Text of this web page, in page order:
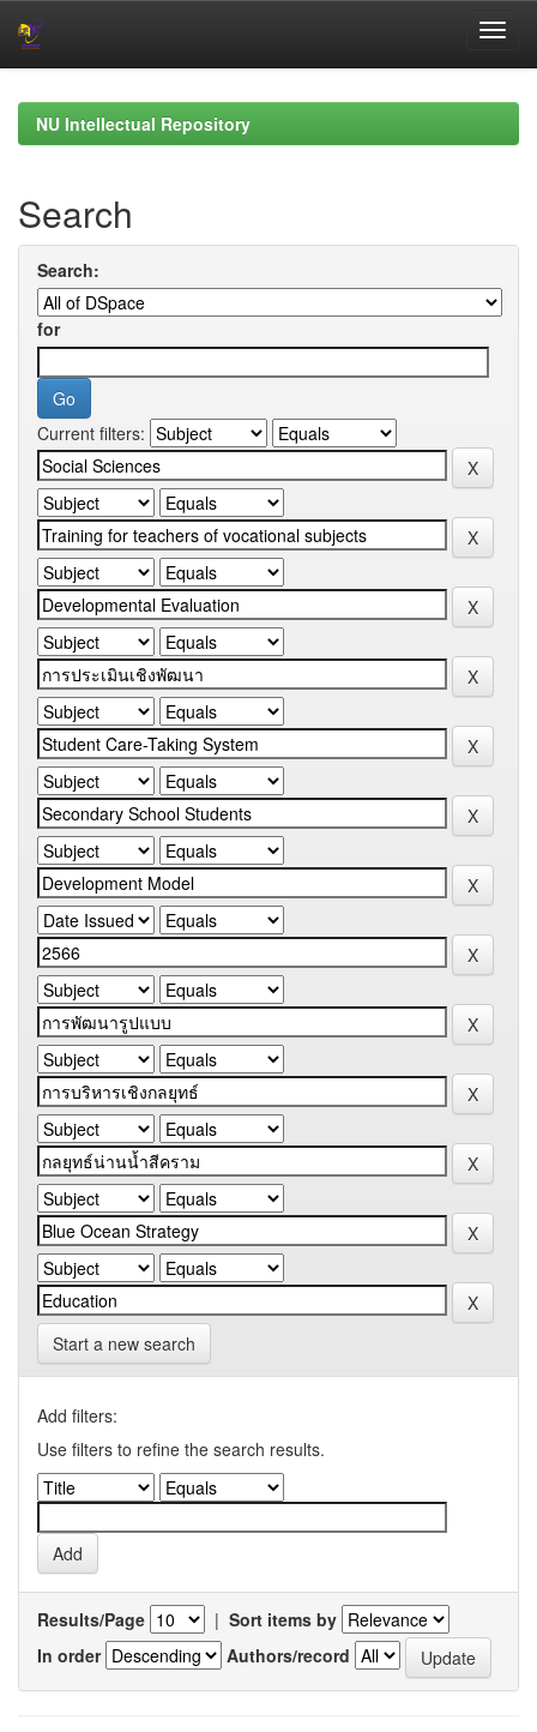
navigationNU Intellectual Repository
Search
Search:
for
Current filters:
Start a new search
Add filters:
Use filters to refine the search results.
Results/Page | Sort items by
In order
Authors/record